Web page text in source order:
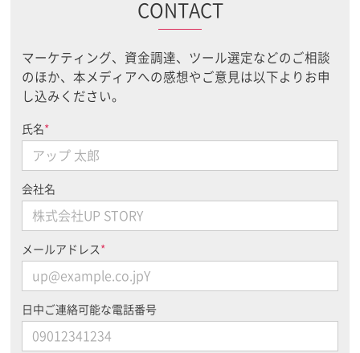
CONTACT
マーケティング、資金調達、ツール選定などのご相談
のほか、本メディアへの感想やご意見は以下よりお申
し込みください。
氏名*
会社名
メールアドレス *
日中ご連絡可能な電話番号